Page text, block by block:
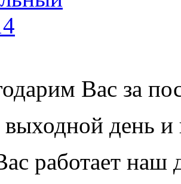
Вас за
выходной день
работает